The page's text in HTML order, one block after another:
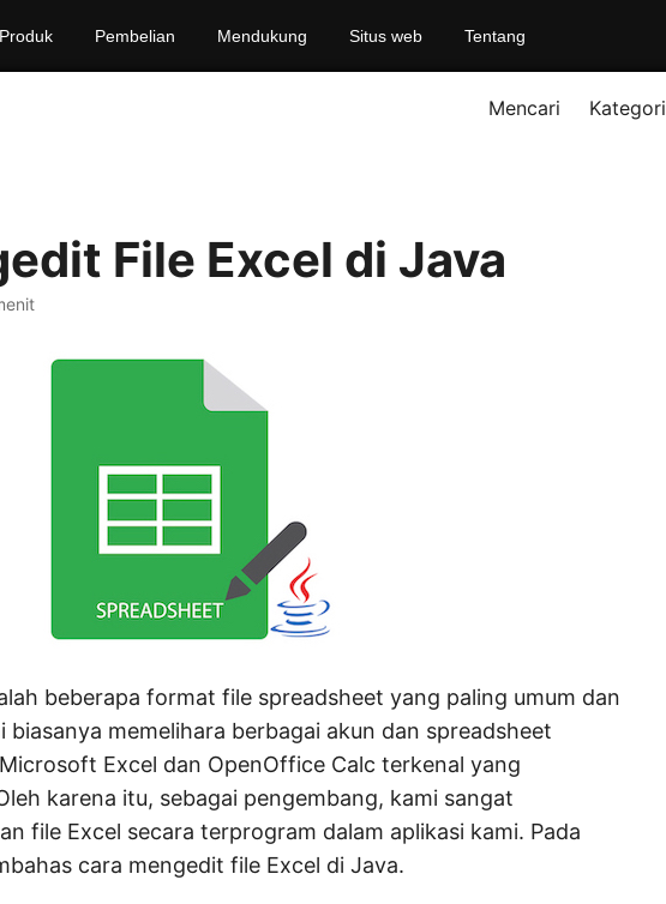
Produk Pembelian Mendukung Situs web Tentang
Mencari Kategori
File Excel di Java
beberapa format file spreadsheet yang paling umum dan
biasanya memelihara berbagai akun dan spreadsheet
Excel dan OpenOffice Calc terkenal yang
karena itu, sebagai pengembang, kami sangat
file Excel secara terprogram dalam aplikasi kami. Pada
cara mengedit file Excel di Java.